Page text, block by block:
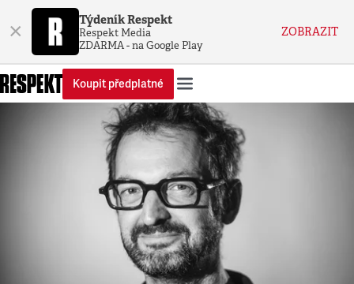
× Týdeník Respekt
Respekt Media
ZDARMA - na Google Play
ZOBRAZIT
Koupit předplatné